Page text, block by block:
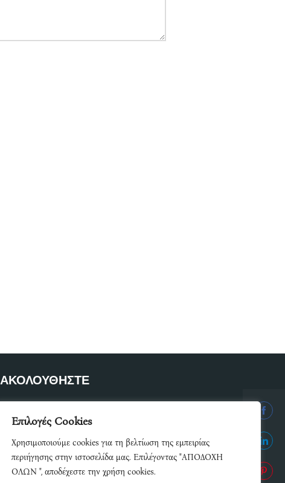
Επιλογές Cookies
Χρησιμοποιούμε cookies για τη βελτίωση της εμπειρίας
περιήγησης στην ιστοσελίδα μας. Επιλέγοντας "ΑΠΟΔΟΧΗ
ΟΛΩΝ ", αποδέχεστε την χρήση cookies.
ΑΚΟΛΟΥΘΗΣΤΕ
on
on